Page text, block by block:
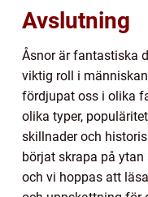
Avslutning
Åsnor är fantastiska
viktig roll i
fördjupat oss i olika
olika typer,
skillnader och
börjat skrapa på ytan
och vi hoppas att